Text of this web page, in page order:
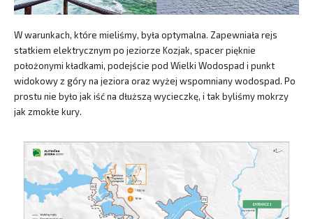
W warunkach, które mieliśmy, była optymalna. Zapewniała rejs
statkiem elektrycznym po jeziorze Kozjak, spacer pięknie
położonymi kładkami, podejście pod Wielki Wodospad i punkt
widokowy z góry na jeziora oraz wyżej wspomniany wodospad. Po
prostu nie było jak iść na dłuższą wycieczkę, i tak byliśmy mokrzy
jak zmokłe kury.